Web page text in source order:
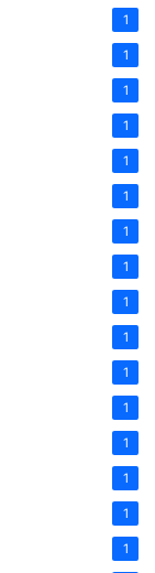
1
1
1
1
1
1
1
1
1
1
1
1
1
1
1
1